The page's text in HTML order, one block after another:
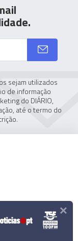
sejam utilizados
de informação
do DIÁRIO,
até o termo do
×